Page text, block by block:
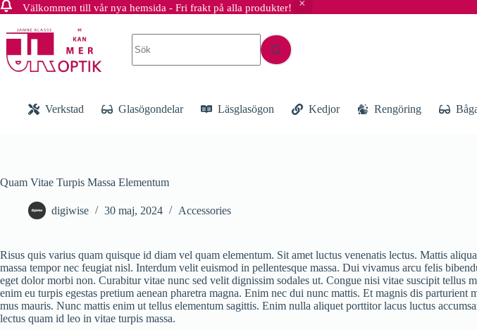
Välkommen till vår nya hemsida - Fri frakt på alla produkter!
till
resultat
Verkstad Glasögondelar Läsglasögon Kedjor Rengöring
Quam Vitae Turpis Massa Elementum
digiwise 30 maj, 2024 Accessories
Risus quis varius quam quisque id diam vel quam elementum. Sit amet luctus venenatis lectus. Mattis
massa tempor nec feugiat nisl. Interdum velit euismod in pellentesque massa. Dui vivamus arcu felis
eget dolor morbi non. Curabitur vitae nunc sed velit dignissim sodales ut. Congue nisi vitae suscipit tellus
enim eu turpis egestas pretium aenean pharetra magna. Enim nec dui nunc mattis. Et magnis dis parturient
mus mauris. Nunc mattis enim ut tellus elementum sagittis. Enim nulla aliquet porttitor lacus luctus
lectus quam id leo in vitae turpis massa.